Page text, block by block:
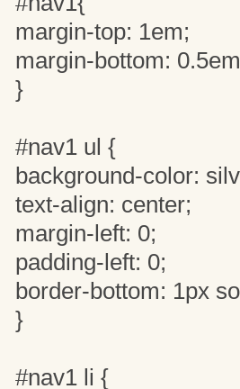
margin-top: 1em;
margin-bottom:
}
#nav1 ul {
background-color:
text-align: center;
margin-left: 0;
padding-left: 0;
border-bottom: 1px
}
#nav1 li {